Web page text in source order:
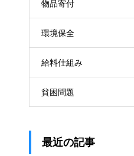
物品寄付
環境保全
給料仕組み
貧困問題
最近の記事